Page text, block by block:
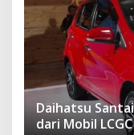
Daihatsu
dari Mobil LCGC